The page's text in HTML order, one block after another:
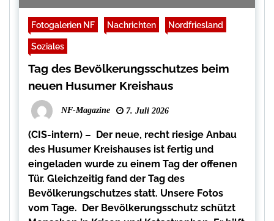
Fotogalerien NF Nachrichten Nordfriesland
Soziales
Tag des Bevölkerungsschutzes beim
neuen Husumer Kreishaus
NF-Magazine 7. Juli 2026
(CIS-intern) – Der neue, recht riesige Anbau
des Husumer Kreishauses ist fertig und
eingeladen wurde zu einem Tag der offenen
Tür. Gleichzeitig fand der Tag des
Bevölkerungschutzes statt. Unsere Fotos
vom Tage. Der Bevölkerungsschutz schützt